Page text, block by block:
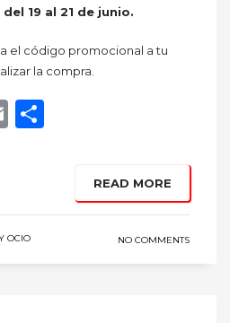
19 al 21 de junio.
el código promocional a tu
la compra.
Email
READ MORE
OCIO NO COMMENTS